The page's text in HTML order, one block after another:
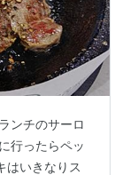
ンチのサーロ
行ったらペッ
はいきなりス